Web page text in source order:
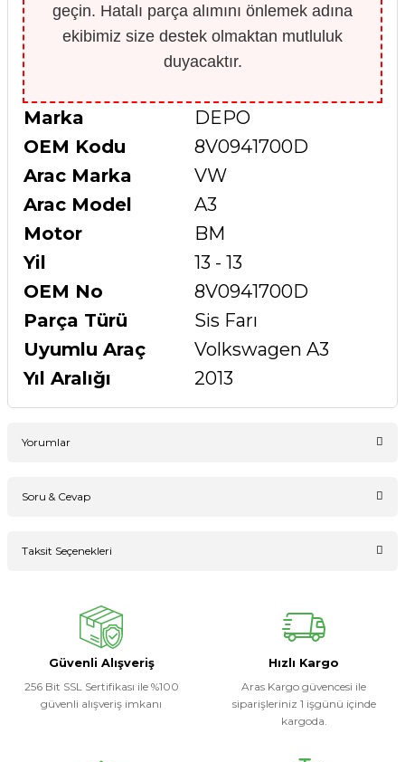
geçin. Hatalı parça alımını önlemek adına
ekibimiz size destek olmaktan mutluluk
duyacaktır.
Marka
DEPO
OEM Kodu
8V0941700D
Arac Marka
VW
Arac Model
A3
Motor
BM
Yil
13 - 13
OEM No
8V0941700D
Parça Türü
Sis Farı
Uyumlu Araç
Volkswagen A3
Yıl Aralığı
2013
Yorumlar
Soru & Cevap
Taksit Seçenekleri
Güvenli Alışveriş
256 Bit SSL Sertifikası ile %100
güvenli alışveriş imkanı
Hızlı Kargo
Aras Kargo güvencesi ile
siparişleriniz 1 işgünü içinde
kargoda.